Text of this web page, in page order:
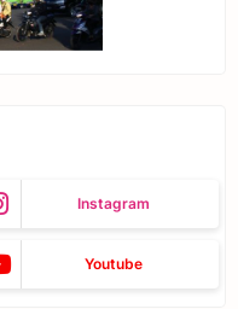
Instagram
Youtube